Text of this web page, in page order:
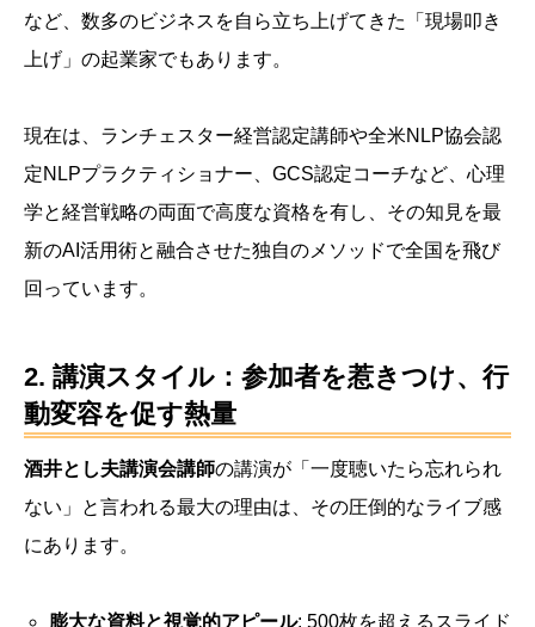
など、数多のビジネスを自ら立ち上げてきた「現場叩き
上げ」の起業家でもあります。
現在は、ランチェスター経営認定講師や全米NLP協会認
定NLPプラクティショナー、GCS認定コーチなど、心理
学と経営戦略の両面で高度な資格を有し、その知見を最
新のAI活用術と融合させた独自のメソッドで全国を飛び
回っています。
2. 講演スタイル：参加者を惹きつけ、行
動変容を促す熱量
酒井とし夫講演会講師の講演が「一度聴いたら忘れられ
ない」と言われる最大の理由は、その圧倒的なライブ感
にあります。
膨大な資料と視覚的アピール: 500枚を超えるスライド